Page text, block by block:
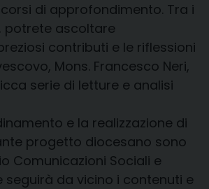
di approfondimento. Tra i
potrete ascoltare
contributi e le riflessioni
Mons. Francesco Neri,
serie di letture e analisi
e la realizzazione di
progetto diocesano sono
Comunicazioni Sociali e
seguirà da vicino i contenuti e